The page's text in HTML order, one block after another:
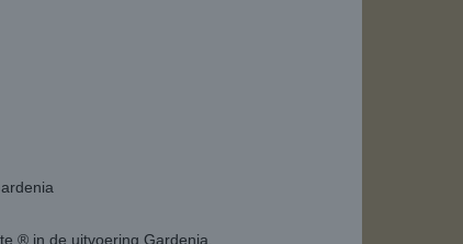
® in de uitvoering Gardenia.